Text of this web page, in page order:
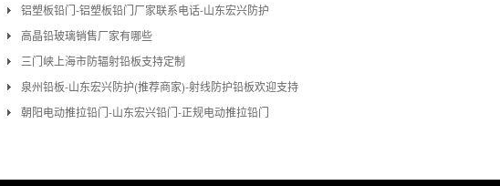
铝塑板铅门-铝塑板铅门厂家联系电话-山东宏兴防护
高晶铅玻璃销售厂家有哪些
三门峡上海市防辐射铅板支持定制
泉州铅板-山东宏兴防护(推荐商家)-射线防护铅板欢迎支持
朝阳电动推拉铅门-山东宏兴铅门-正规电动推拉铅门